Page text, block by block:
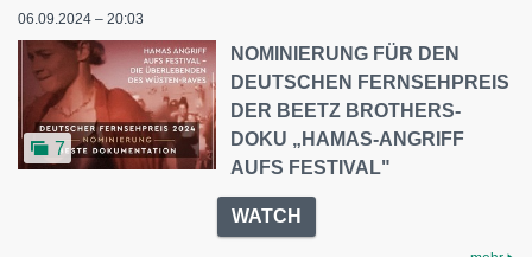
06.09.2024 – 20:03
7
NOMINIERUNG FÜR DEN
DEUTSCHEN FERNSEHPREIS
DER BEETZ BROTHERS-
DOKU „HAMAS-ANGRIFF
AUFS FESTIVAL"
WATCH